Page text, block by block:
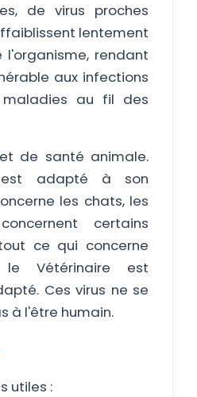
de virus proches
lentement
rendant
aux infections
au fil des
de santé animale.
est adapté à son
les chats, les
certains
ce qui concerne
le Vétérinaire est
Ces virus ne se
à l'être humain.
utiles :